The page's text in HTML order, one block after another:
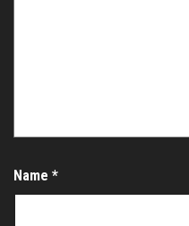
Name *